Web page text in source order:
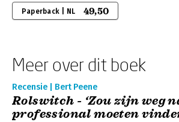
Paperback | NL 49,50
Meer over dit boek
Recensie | Bert Peene
Rolswitch - ‘Zou zijn weg
professional moeten